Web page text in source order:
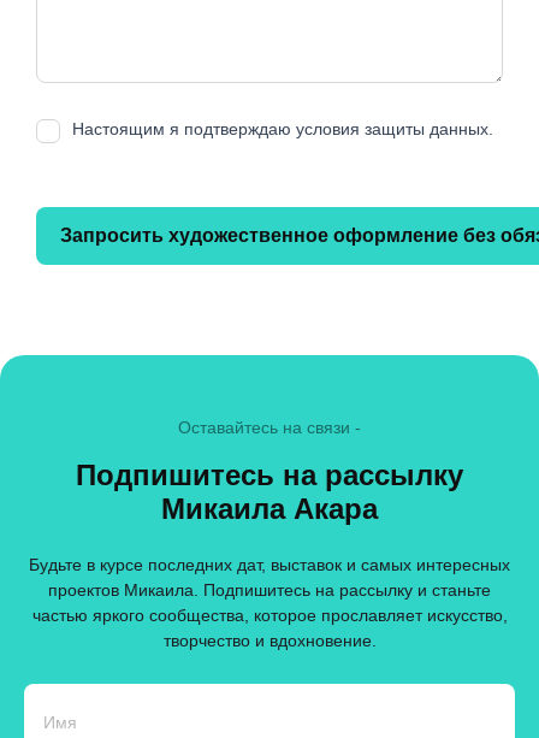
Настоящим я подтверждаю условия защиты данных.
Запросить художественное оформление без
Оставайтесь на связи -
Подпишитесь на рассылку
Микаила Акара
Будьте в курсе последних дат, выставок и самых интересных
проектов Микаила. Подпишитесь на рассылку и станьте
частью яркого сообщества, которое прославляет искусство,
творчество и вдохновение.